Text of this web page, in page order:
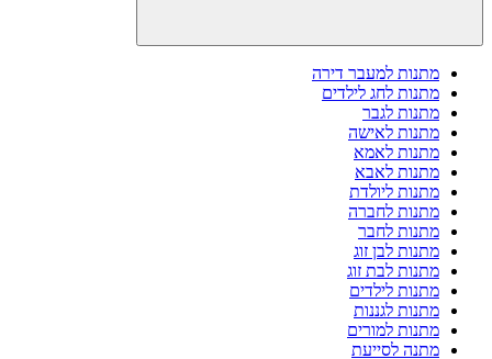
מתנות למעבר דירה
מתנות לחג לילדים
מתנות לגבר
מתנות לאישה
מתנות לאמא
מתנות לאבא
מתנות ליולדת
מתנות לחברה
מתנות לחבר
מתנות לבן זוג
מתנות לבת זוג
מתנות לילדים
מתנות לגננות
מתנות למורים
מתנה לסייעת